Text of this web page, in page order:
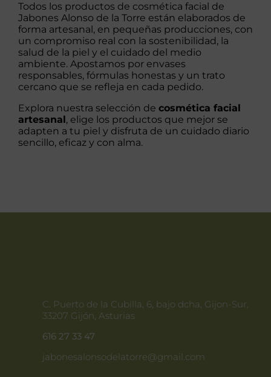
Todos los productos de cosmética facial de
Jabones Alonso de la Torre están elaborados de
forma artesanal, en pequeñas producciones, con
un compromiso real con la sostenibilidad, la
salud de la piel y el cuidado del medio
ambiente. Apostamos por envases
responsables, fórmulas honestas y un trato
cercano que se refleja en cada pedido.
Explora nuestra selección de cosmética facial
artesanal , elige los productos que mejor se
adapten a tu piel y disfruta de un cuidado diario
sencillo, eficaz y con alma.
C. Puerto de la Cubilla, 6, bajo dcha, Gijon-Sur,
33207 Gijón, Asturias
616 27 33 47
jabonesalonsodelatorre@gmail.com